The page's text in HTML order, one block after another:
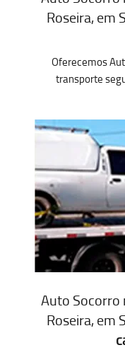
Roseira, em
Oferecemos
transporte
Auto Socorro
Roseira, em